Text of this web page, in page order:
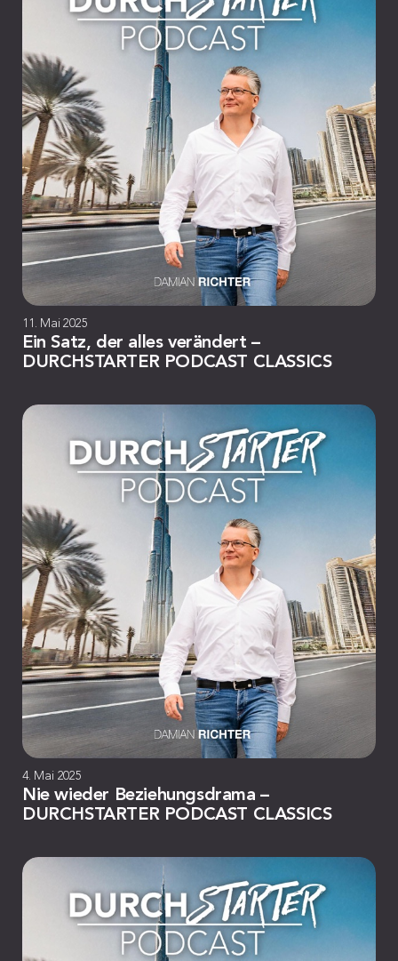
11. Mai 2025
Ein Satz, der alles verändert –
DURCHSTARTER PODCAST CLASSICS
4. Mai 2025
Nie wieder Beziehungsdrama –
DURCHSTARTER PODCAST CLASSICS